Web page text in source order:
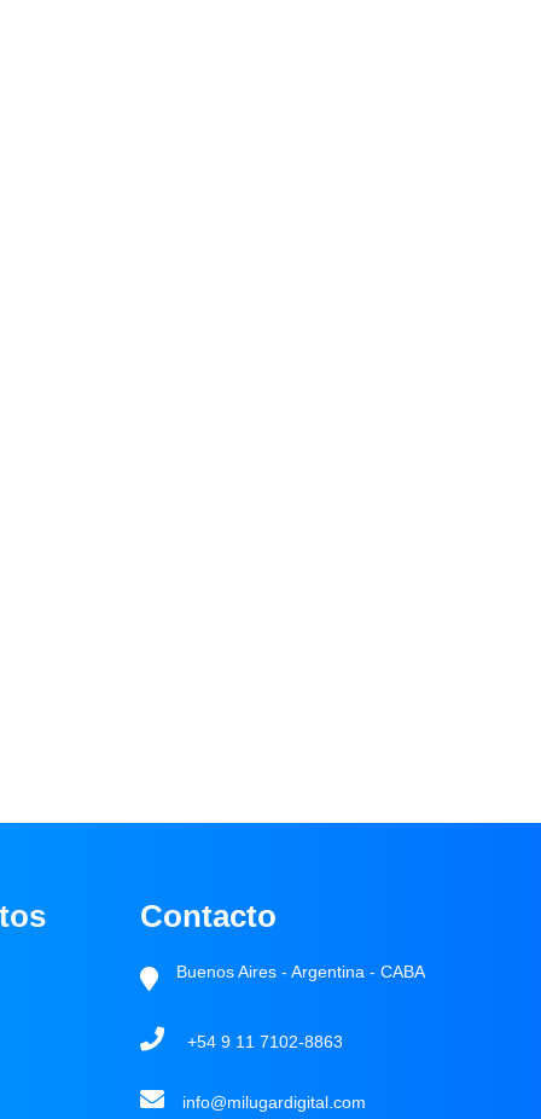
Contacto
Buenos Aires - Argentina - CABA
+54 9 11 7102-8863
info@milugardigital.com